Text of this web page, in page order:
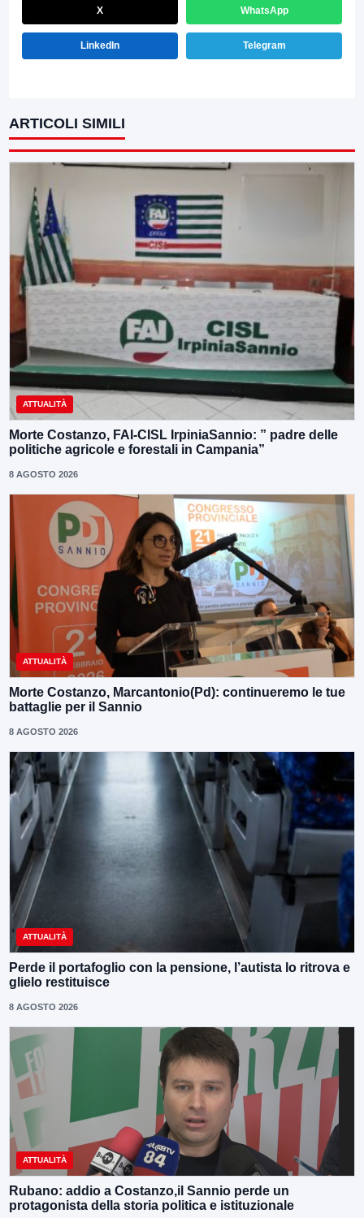
X WhatsApp
LinkedIn Telegram
ARTICOLI SIMILI
ATTUALITÀ
Morte Costanzo, FAI-CISL IrpiniaSannio: ” padre delle
politiche agricole e forestali in Campania”
8 AGOSTO 2026
ATTUALITÀ
Morte Costanzo, Marcantonio(Pd): continueremo le tue
battaglie per il Sannio
8 AGOSTO 2026
ATTUALITÀ
Perde il portafoglio con la pensione, l’autista lo ritrova e
glielo restituisce
8 AGOSTO 2026
ATTUALITÀ
Rubano: addio a Costanzo,il Sannio perde un
protagonista della storia politica e istituzionale